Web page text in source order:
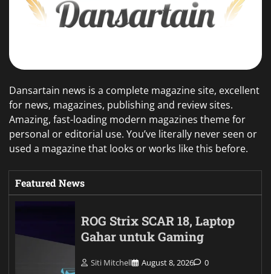
Dansartain news is a complete magazine site, excellent
for news, magazines, publishing and review sites.
Amazing, fast-loading modern magazines theme for
personal or editorial use. You’ve literally never seen or
used a magazine that looks or works like this before.
Featured News
ROG Strix SCAR 18, Laptop
Gahar untuk Gaming
Siti Mitchell August 8, 2026 0